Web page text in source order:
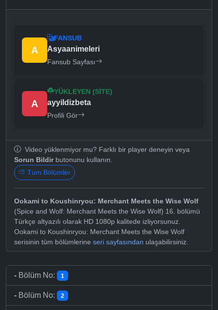
A
FANSUB
Asyaanimeleri
Fansub Sayfası
A
YÜKLEYEN (SITE)
ayyildizbeta
Profili Gör
Video yüklenmiyor mu? Farklı bir player deneyin veya
Sorun Bildirbutonunu kullanın.
Tüm Bölümler
Ookami to Koushinryou: Merchant Meets the Wise Wolf
(Spice and Wolf: Merchant Meets the Wise Wolf) 16. bölümü
Türkçe altyazılı olarak HD 1080p kalitede izliyorsunuz.
Ookami to Koushinryou: Merchant Meets the Wise Wolf
serisinin tüm bölümlerine seri sayfasından ulaşabilirsiniz.
- Bölüm No: 1
- Bölüm No: 2